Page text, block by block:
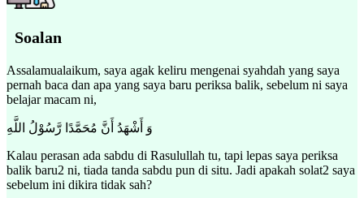
Soalan
Assalamualaikum, saya agak keliru mengenai syahdah yang saya
pernah baca dan apa yang saya baru periksa balik, sebelum ni saya
belajar macam ni,
وَ أَشْهَدُ أَنَّ مُحَمَّدًا رَّسُوْلُ اللَّهِ
Kalau perasan ada sabdu di Rasulullah tu, tapi lepas saya periksa
balik baru2 ni, tiada tanda sabdu pun di situ. Jadi apakah solat2 saya
sebelum ini dikira tidak sah?